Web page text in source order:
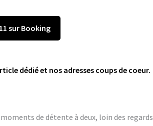
sur Booking
dédié et nos adresses coups de coeur.
de détente à deux, loin des regards